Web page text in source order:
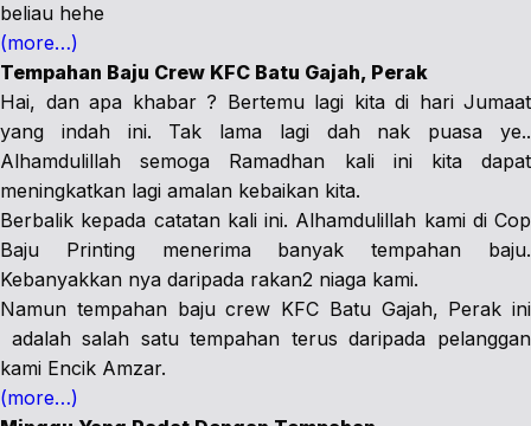
beliau hehe
(more…)
Tempahan Baju Crew KFC Batu Gajah, Perak
Hai, dan apa khabar ? Bertemu lagi kita di hari Jumaat
yang indah ini. Tak lama lagi dah nak puasa ye..
Alhamdulillah semoga Ramadhan kali ini kita dapat
meningkatkan lagi amalan kebaikan kita.
Berbalik kepada catatan kali ini. Alhamdulillah kami di Cop
Baju Printing menerima banyak tempahan baju.
Kebanyakkan nya daripada rakan2 niaga kami.
Namun tempahan baju crew KFC Batu Gajah, Perak ini
adalah salah satu tempahan terus daripada pelanggan
kami Encik Amzar.
(more…)